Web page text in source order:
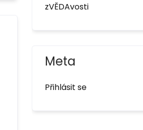
zVĚDAvosti
Meta
Přihlásit se